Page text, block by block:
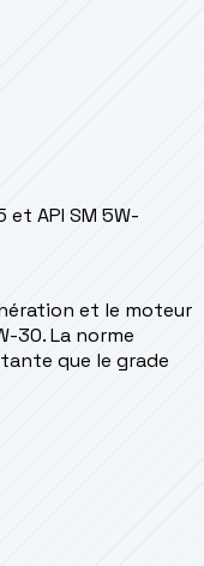
et API SM 5W-
et le moteur
30. La norme
que le grade